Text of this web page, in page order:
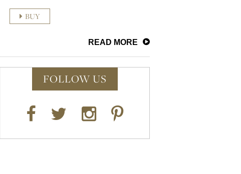
BUY
READ MORE
FOLLOW US